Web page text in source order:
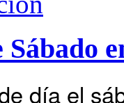
Sábado
día el